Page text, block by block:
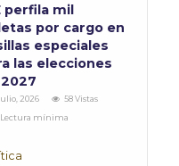
perfila mil
por cargo en
especiales
las elecciones
2026
58 Vistas
Lectura mínima